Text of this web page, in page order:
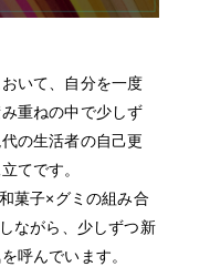
いて、自分を一度
重ねの中で少しず
の生活者の自己更
てです。
菓子×グミの組み合
ながら、少しずつ新
呼んでいます。